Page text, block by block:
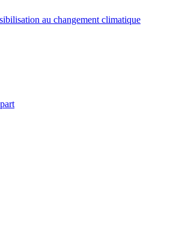
au changement climatique